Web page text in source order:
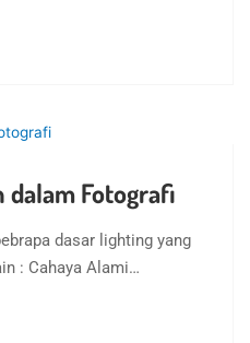
dalam Fotografi
dasar lighting yang
: Cahaya Alami…